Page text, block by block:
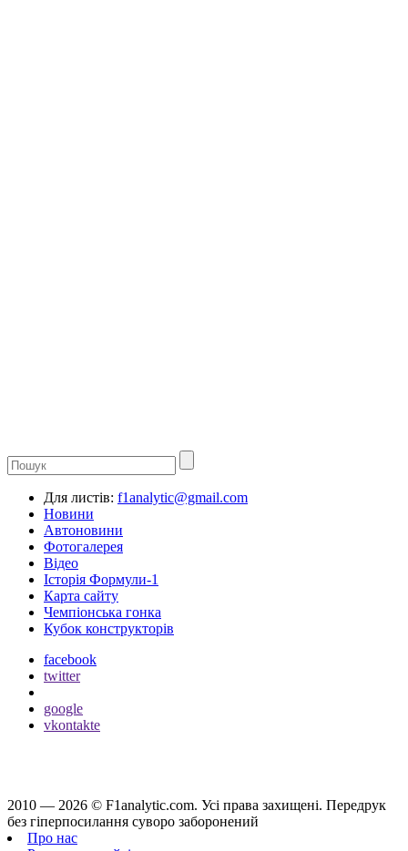
Для листів: f1analytic@gmail.com
Новини
Автоновини
Фотогалерея
Відео
Історія Формули-1
Карта сайту
Чемпіонська гонка
Кубок конструкторів
facebook
twitter
google
vkontakte
2010 — 2026 © F1analytic.com. Усi права захищенi. Передрук
без гіперпосилання суворо заборонений
Про нас